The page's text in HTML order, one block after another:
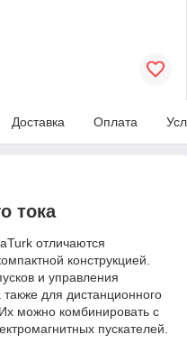
Доставка Оплата
тока
отличаются
конструкцией.
и управления
для дистанционного
можно комбинировать с
пускателей.